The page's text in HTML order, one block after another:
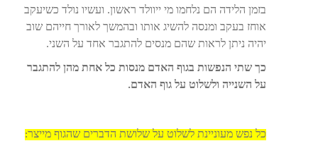
בזמן הלידה הם נלחמו מי ייוולד ראשון. ועשיו נולד כשיעקב
אוחז בעקב ומנסה להשיג אותו ובהמשך לאורך חייהם שוב
יהיה ניתן לראות שהם מנסים להתגבר אחד על השני.
כך שתי הנפשות בגוף האדם מנסות כל אחת מהן להתגבר
על השנייה ולשלוט על גוף האדם.
כל נפש מעוניינת לשלוט על שלושת הדברים שהגוף מייצר: